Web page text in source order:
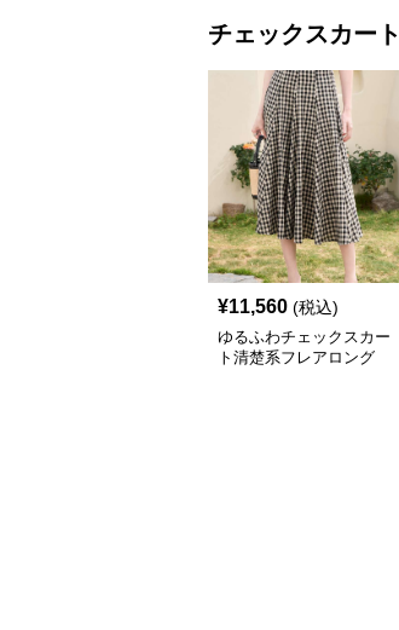
チェックスカート
¥11,560 (税込)
ゆるふわチェックスカー
ト清楚系フレアロング